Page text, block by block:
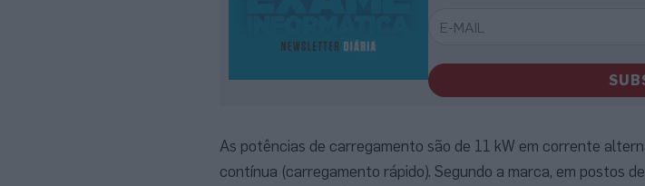
As potências de carregamento são de 11 kW em corrente
contínua (carregamento rápido). Segundo a marca, em postos